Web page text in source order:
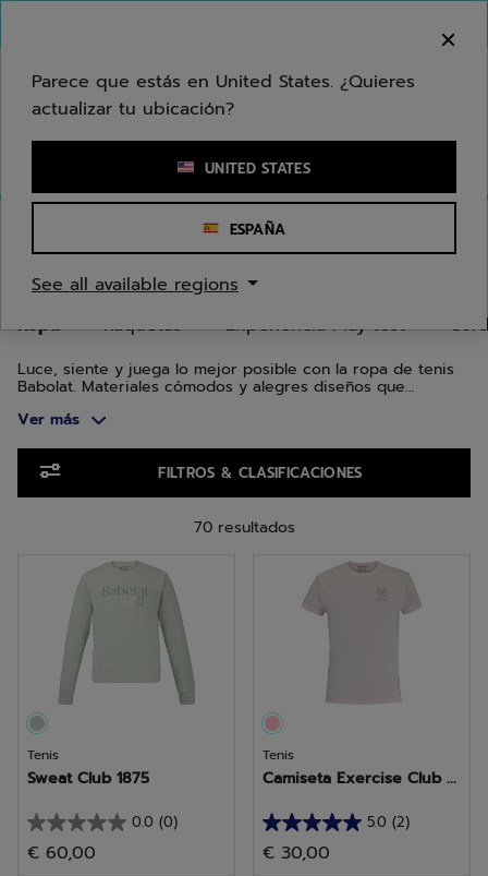
Ingresar una palabra clave o un número de artículo
ROPA DE TENIS
Raquetas Experiencia Play test
Ropa
Luce, siente y juega lo mejor posible con la ropa de tenis
Babolat. Materiales cómodos y alegres diseños que
que te encantará.
Ver más
FILTROS & CLASIFICACIONES
70 resultados
Tenis
Sweat Club 1875
0.0 (0)
0.0
de
€ 60,00
Tenis
Camiseta Exercise Club ...
5.0 (2)
5.0
de
€ 30,00
Parece que estás en United States. ¿Quieres
actualizar tu ubicación?
UNITED STATES
ESPAÑA
See all available regions